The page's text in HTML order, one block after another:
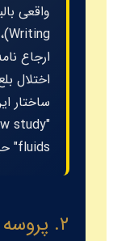
واقعی
Writing
ارجاع
اختلال
ساختار
fluids" حیاتی است.
۲.